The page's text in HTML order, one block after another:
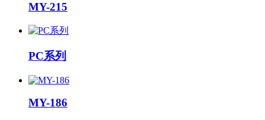
MY-215
PC系列
MY-186